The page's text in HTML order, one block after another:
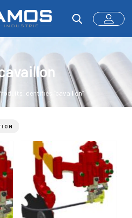
identifiés “cavaillon”